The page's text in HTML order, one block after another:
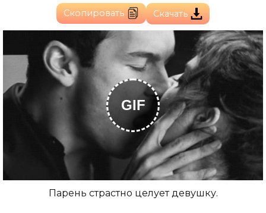
Скопировать Скачать
GIF
Парень страстно целует девушку.